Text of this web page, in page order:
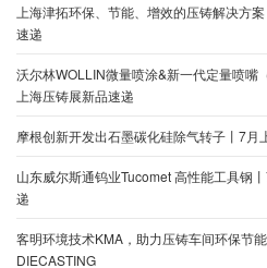
上海津拓环保、节能、增效的压铸解决方
速递
沃尔林WOLLIN微量喷涂&新一代定量喷嘴
上海压铸展新品速递
摩根创新开发出石墨碳化硅除气转子丨7月
山东威尔斯通钨业Tucomet 高性能工具钢
递
客明环境技术KMA，助力压铸车间环保节
DIECASTING